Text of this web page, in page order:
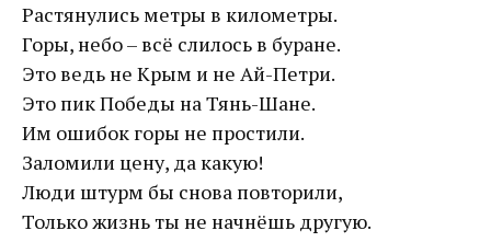
Растянулись метры в километры.
Горы, небо – всё слилось в буране.
Это ведь не Крым и не Ай-Петри.
Это пик Победы на Тянь-Шане.
Им ошибок горы не простили.
Заломили цену, да какую!
Люди штурм бы снова повторили,
Только жизнь ты не начнёшь другую.